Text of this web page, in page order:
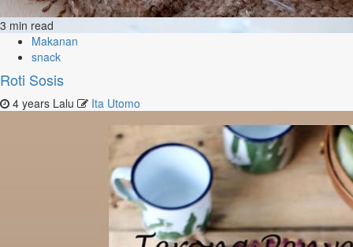
3 min read
Makanan
snack
Roti Sosis
4 years Lalu Ita Utomo